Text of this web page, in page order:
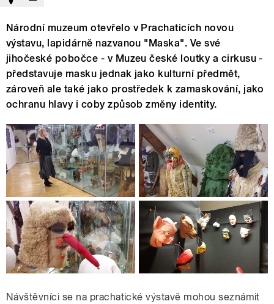
Národní muzeum otevřelo v Prachaticích novou
výstavu, lapidárně nazvanou "Maska". Ve své
jihočeské pobočce - v Muzeu české loutky a cirkusu -
představuje masku jednak jako kulturní předmět,
zároveň ale také jako prostředek k zamaskování, jako
ochranu hlavy i coby způsob změny identity.
Návštěvníci se na prachatické výstavě mohou seznámit